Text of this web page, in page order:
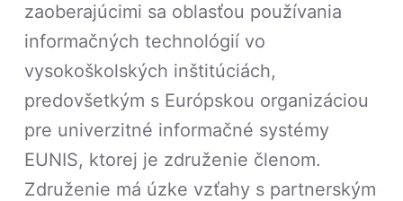
zaoberajúcimi sa oblasťou používania
informačných technológií vo
vysokoškolských inštitúciách,
predovšetkým s Európskou organizáciou
pre univerzitné informačné systémy
EUNIS, ktorej je združenie členom.
Združenie má úzke vzťahy s partnerským